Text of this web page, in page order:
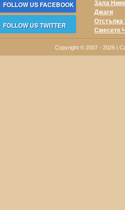
FOLLOW US FACEBOOK
FOLLOW US TWITTER
Зала
Джаги
Отстъпка
Смесете
Copyright © 2007 - 2026 |